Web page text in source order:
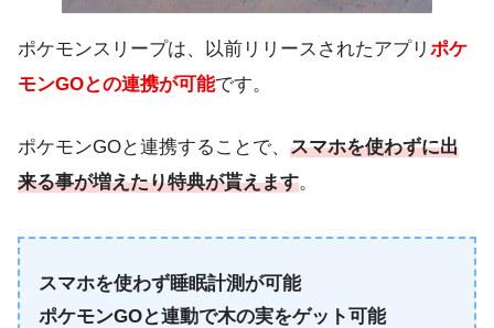
ポケモンスリープは、以前リリースされたアプリ ポケ
モンGOとの連携が可能です。
ポケモンGOと連携することで、 スマホを使わずに出
来る事が増えたり特典が貰えます。
スマホを使わず睡眠計測が可能
ポケモンGOと連動で木の実をゲット可能